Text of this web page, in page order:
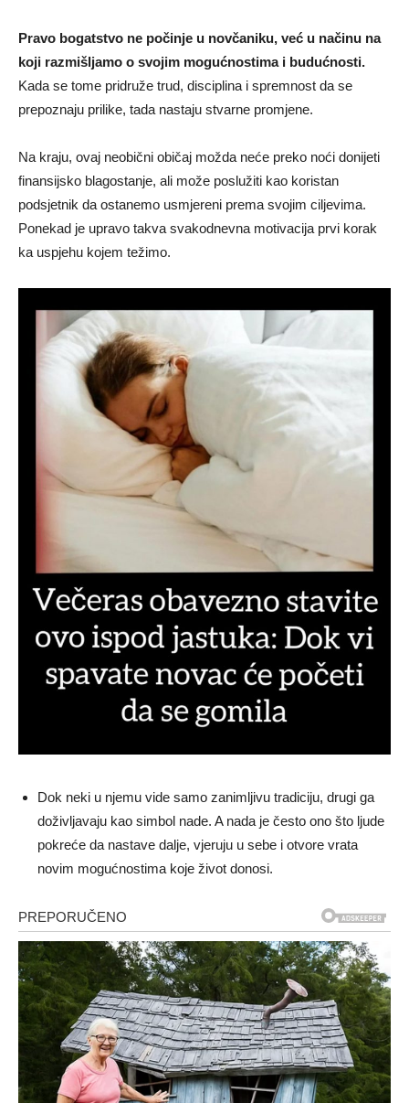
Pravo bogatstvo ne počinje u novčaniku, već u načinu na
koji razmišljamo o svojim mogućnostima i budućnosti.
Kada se tome pridruže trud, disciplina i spremnost da se
prepoznaju prilike, tada nastaju stvarne promjene.
Na kraju, ovaj neobični običaj možda neće preko noći donijeti
finansijsko blagostanje, ali može poslužiti kao koristan
podsjetnik da ostanemo usmjereni prema svojim ciljevima.
Ponekad je upravo takva svakodnevna motivacija prvi korak
ka uspjehu kojem težimo.
Dok neki u njemu vide samo zanimljivu tradiciju, drugi ga
doživljavaju kao simbol nade. A nada je često ono što ljude
pokreće da nastave dalje, vjeruju u sebe i otvore vrata
novim mogućnostima koje život donosi.